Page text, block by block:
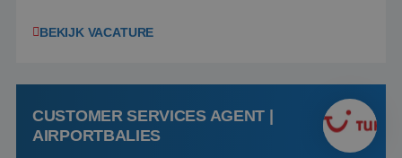
vinden. Samen maken we van elke reis een
hebt in de reisbranche of j...
BEKIJK VACATURE
CUSTOMER SERVICES AGENT |
AIRPORTBALIES